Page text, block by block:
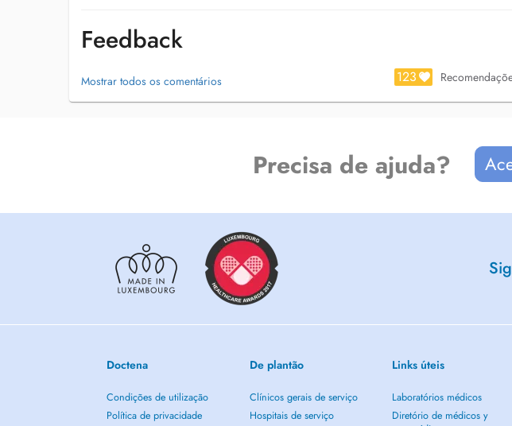
Feedback
Mostrar todos os comentários 123
Precisa de ajuda?
Doctena
Condições de utilização
Política de privacidade
De plantão
Clínicos gerais de serviço
Hospitais de serviço
Links úteis
Laboratórios médicos
Diretório de médicos y